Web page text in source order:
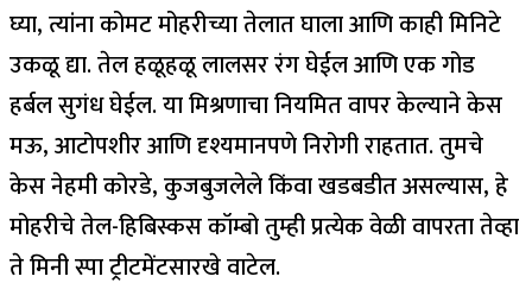
घ्या, त्यांना कोमट मोहरीच्या तेलात घाला आणि काही मिनिटे
उकळू द्या. तेल हळूहळू लालसर रंग घेईल आणि एक गोड
हर्बल सुगंध घेईल. या मिश्रणाचा नियमित वापर केल्याने केस
मऊ, आटोपशीर आणि दृश्यमानपणे निरोगी राहतात. तुमचे
केस नेहमी कोरडे, कुजबुजलेले किंवा खडबडीत असल्यास, हे
मोहरीचे तेल-हिबिस्कस कॉम्बो तुम्ही प्रत्येक वेळी वापरता तेव्हा
ते मिनी स्पा ट्रीटमेंटसारखे वाटेल.